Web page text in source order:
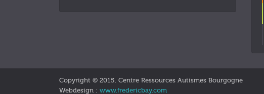
Copyright © 2015. Centre Ressources Autismes Bourgogne
Webdesign : www.fredericbay.com